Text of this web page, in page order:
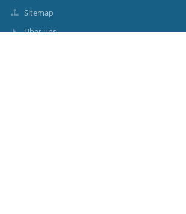
Sitemap
Über uns